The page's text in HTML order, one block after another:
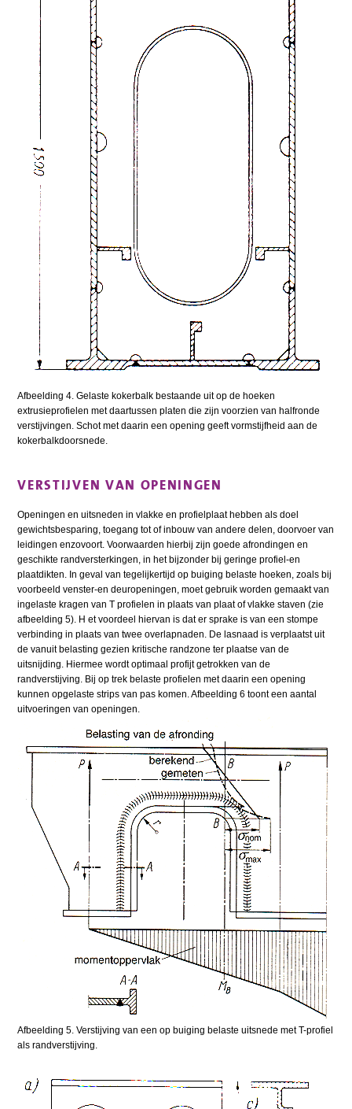
Afbeelding 4. Gelaste kokerbalk bestaande uit op de hoeken
extrusieprofielen met daartussen platen die zijn voorzien van halfronde
verstijvingen. Schot met daarin een opening geeft vormstijfheid aan de
kokerbalkdoorsnede.
VERSTIJVEN VAN OPENINGEN
Openingen en uitsneden in vlakke en profielplaat hebben als doel
gewichtsbesparing, toegang tot of inbouw van andere delen, doorvoer van
leidingen enzovoort. Voorwaarden hierbij zijn goede afrondingen en
geschikte randversterkingen, in het bijzonder bij geringe profiel-en
plaatdikten. In geval van tegelijkertijd op buiging belaste hoeken, zoals bij
voorbeeld venster-en deuropeningen, moet gebruik worden gemaakt van
ingelaste kragen van T profielen in plaats van plaat of vlakke staven (zie
afbeelding 5). H et voordeel hiervan is dat er sprake is van een stompe
verbinding in plaats van twee overlapnaden. De lasnaad is verplaatst uit
de vanuit belasting gezien kritische randzone ter plaatse van de
uitsnijding. Hiermee wordt optimaal profijt getrokken van de
randverstijving. Bij op trek belaste profielen met daarin een opening
kunnen opgelaste strips van pas komen. Afbeelding 6 toont een aantal
uitvoeringen van openingen.
Afbeelding 5. Verstijving van een op buiging belaste uitsnede met T-profiel
als randverstijving.